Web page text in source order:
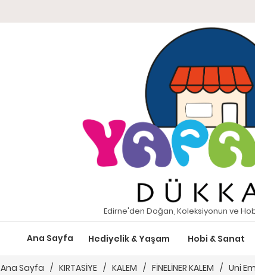
Edirne'den Doğan, Koleksiyonun ve
Ana Sayfa Hediyelik & Yaşam Hobi & Sanat
Ana Sayfa / KIRTASİYE / KALEM / FİNELİNER KALEM / Uni